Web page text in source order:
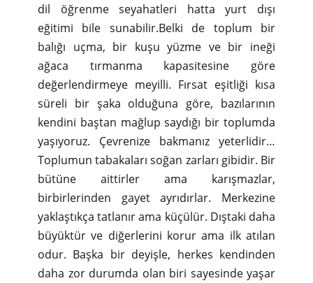
dil öğrenme seyahatleri hatta yurt dışı
eğitimi bile sunabilir.Belki de toplum bir
balığı uçma, bir kuşu yüzme ve bir ineği
ağaca tırmanma kapasitesine göre
değerlendirmeye meyilli. Fırsat eşitliği kısa
süreli bir şaka olduğuna göre, bazılarının
kendini baştan mağlup saydığı bir toplumda
yaşıyoruz. Çevrenize bakmanız yeterlidir…
Toplumun tabakaları soğan zarları gibidir. Bir
bütüne aittirler ama karışmazlar,
birbirlerinden gayet ayrıdırlar. Merkezine
yaklaştıkça tatlanır ama küçülür. Dıştaki daha
büyüktür ve diğerlerini korur ama ilk atılan
odur. Başka bir deyişle, herkes kendinden
daha zor durumda olan biri sayesinde yaşar